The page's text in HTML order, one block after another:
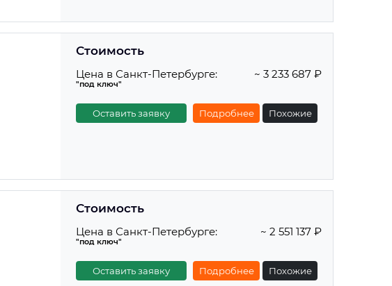
Стоимость
Цена в Санкт-Петербурге:
"под ключ"
~ 3 233 687 ₽
Оставить заявку Подробнее Похожие
Стоимость
Цена в Санкт-Петербурге:
"под ключ"
~ 2 551 137 ₽
Оставить заявку Подробнее Похожие